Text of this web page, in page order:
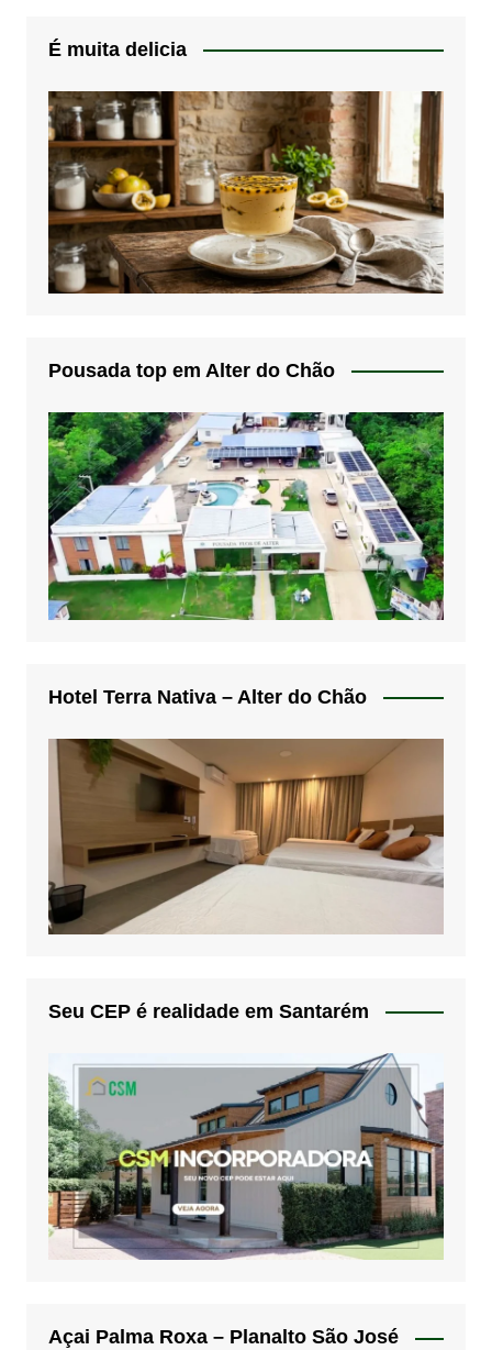
É muita delicia
Pousada top em Alter do Chão
Hotel Terra Nativa – Alter do Chão
Seu CEP é realidade em Santarém
Açai Palma Roxa – Planalto São José